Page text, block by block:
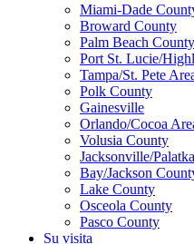
Miami-Dade
Broward County
Palm Beach County
Port St. Lucie/
Tampa/St. Pete
Polk County
Gainesville
Orlando/Cocoa
Volusia County
Jacksonville/
Bay/Jackson
Lake County
Osceola County
Pasco County
Su visita